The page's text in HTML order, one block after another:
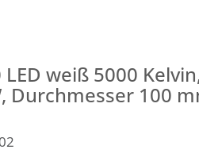
weiß 5000
Durchmesser 100